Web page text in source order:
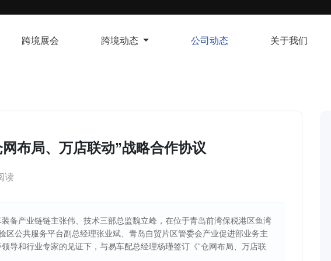
跨境展会 跨境动态 公司动态 关于我们
布局、万店联动”战略合作协议
读
备产业链链主张伟、技术三部总监魏立峰，在位于青岛前湾保税港区鱼湾
公共服务平台副总经理张业斌、青岛自贸片区管委会产业促进部业务主
导和行业专家的见证下，与易车配总经理杨瑾签订《“仓网布局、万店联